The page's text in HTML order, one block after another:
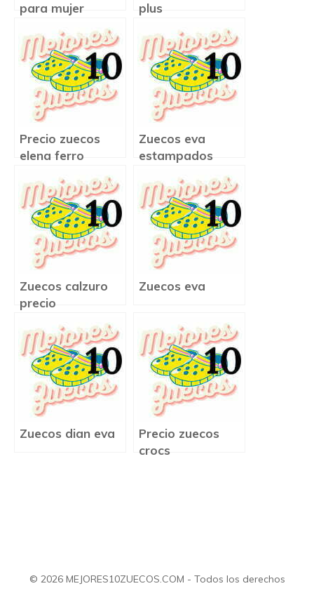
para mujer
plus
Precio zuecos
elena ferro
Zuecos eva
estampados
Zuecos calzuro
precio
Zuecos eva
Zuecos dian eva
Precio zuecos
crocs
© 2026 MEJORES10ZUECOS.COM - Todos los derechos